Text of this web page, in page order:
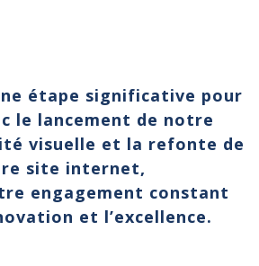
étape significative pour
le lancement de notre
visuelle et la refonte de
site internet,
engagement constant
et l’excellence.